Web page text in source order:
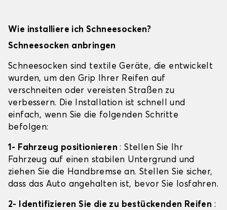
Wie installiere ich Schneesocken?
Schneesocken anbringen
Schneesocken sind textile Geräte, die entwickelt
wurden, um den Grip Ihrer Reifen auf
verschneiten oder vereisten Straßen zu
verbessern. Die Installation ist schnell und
einfach, wenn Sie die folgenden Schritte
befolgen:
1- Fahrzeug positionieren: Stellen Sie Ihr
Fahrzeug auf einen stabilen Untergrund und
ziehen Sie die Handbremse an. Stellen Sie sicher,
dass das Auto angehalten ist, bevor Sie losfahren.
2- Identifizieren Sie die zu bestückenden Reifen :